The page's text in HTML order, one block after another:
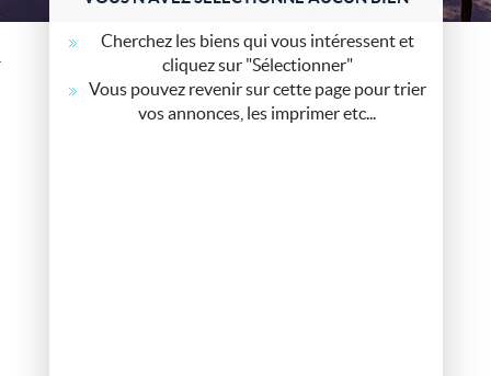
06 38 67 51 61
06 17 22 67 88
Cherchez les biens qui vous intéressent et
cliquez sur "Sélectionner"
Vous pouvez revenir sur cette page pour trier
vos annonces, les imprimer etc...